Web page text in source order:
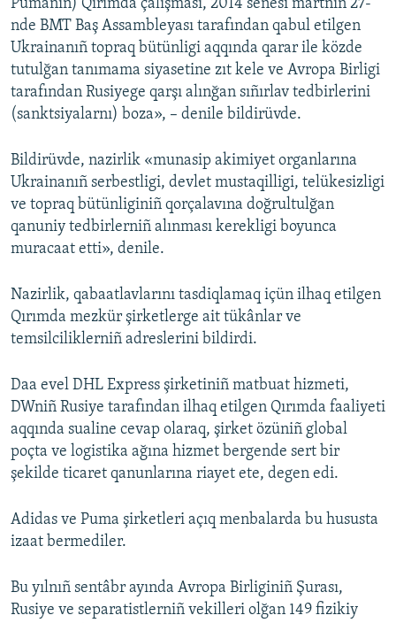
Pumanıñ) Qırımda çalışması, 2014 senesi martnıñ 27-
nde BMT Baş Assambleyası tarafından qabul etilgen
Ukrainanıñ topraq bütünligi aqqında qarar ile közde
tutulğan tanımama siyasetine zıt kele ve Avropa Birligi
tarafından Rusiyege qarşı alınğan sıñırlav tedbirlerini
(sanktsiyalarnı) boza», – denile bildirüvde.
Bildirüvde, nazirlik «munasip akimiyet organlarına
Ukrainanıñ serbestligi, devlet mustaqilligi, telükesizligi
ve topraq bütünliginiñ qorçalavına doğrultulğan
qanuniy tedbirlerniñ alınması kerekligi boyunca
muracaat etti», denile.
Nazirlik, qabaatlavlarını tasdiqlamaq içün ilhaq etilgen
Qırımda mezkür şirketlerge ait tükânlar ve
temsilciliklerniñ adreslerini bildirdi.
Daa evel DHL Express şirketiniñ matbuat hizmeti,
DWniñ Rusiye tarafından ilhaq etilgen Qırımda faaliyeti
aqqında sualine cevap olaraq, şirket özüniñ global
poçta ve logistika ağına hizmet bergende sert bir
şekilde ticaret qanunlarına riayet ete, degen edi.
Adidas ve Puma şirketleri açıq menbalarda bu hususta
izaat bermediler.
Bu yılnıñ sentâbr ayında Avropa Birliginiñ Şurası,
Rusiye ve separatistlerniñ vekilleri olğan 149 fizikiy